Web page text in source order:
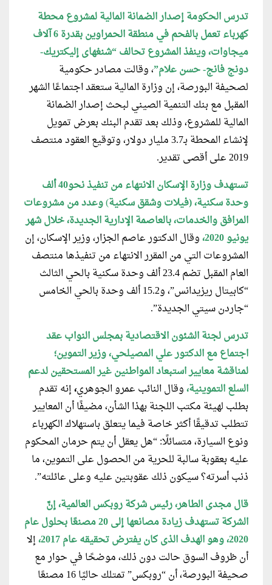
تدرس الحكومة إصدار الضمانة المالية لمشروع محطة
كهرباء تعمل بالفحم في منطقة الحمراوين بقدرة 6 آلاف
ميجاوات، وينفذ المشروع تحالف “شنغهاى إليكتريك-
دونج فانج- حسن علام”، وقالت مصادر حكومية
لصحيفة البورصة، إن وزارة المالية ستعقد اجتماعًا الشهر
المقبل مع بنك التنمية الصيني لبحث إصدار الضمانة
المالية للمشروع، وذلك بعد تقدم البنك بعرض تمويل
لإنشاء المحطة بـ3.7 مليار دولار، وتوقيع العقود منتصف
2019 على أقصى تقدير.
تستهدف وزارة الإسكان الانتهاء من تنفيذ نحو40 ألف
وحدة سكنية، (فيلات وشقق سكنية)وعدد من مشروعات
المرافق والخدمات، بالعاصمة الإدارية الجديدة، خلال شهر
يونيو 2020،
وقال الدكتور عاصم الجزار، وزير الإسكان، إن
المشروعات التي من المقرر الانتهاء من تنفيذها منتصف
العام المقبل تضم 23.4 ألف وحدة سكنية بالحي الثالث
“كابيتال ريزيدانس”، و15.2 ألف وحدة بالحي الخامس
“جاردن سيتي الجديدة”.
تدرس لجنة الشئون الاقتصادية بمجلس النواب عقد
اجتماع مع الدكتور علي المصيلحي، وزير التموين؛
لمناقشة معايير استبعاد المواطنين غير المستحقين لدعم
السلع التموينية،وقال النائب عمرو الجوهري،إنه تقدم
بطلب لهيئة مكتب اللجنة بهذا الشأن، مضيفًا أن المعايير
تتطلب تدقيقًا أكثر خاصة فيما يتعلق باستهلاك الكهرباء
ونوع السيارة، متسائلًا: “هل يعقل أن يتم حرمان المحكوم
عليه بعقوبة سالبة للحرية من الحصول على التموين، ما
ذنب أسرته؟ سيكون ذلك عقوبتين عليه وعلى عائلته”.
قال مجدى الطاهر، رئيس شركة روبكس العالمية، إنَّ
الشركة تستهدف زيادة مصانعها إلى 20 مصنعًا بحلول عام
2020، وهو الهدف الذى كان يفترض تحقيقه عام 2017،
إلا
أن ظروف السوق حالت دون ذلك، موضحًا في حوار مع
صحيفة البورصة، أن “روبكس” تمتلك حاليًا 16 مصنعًا